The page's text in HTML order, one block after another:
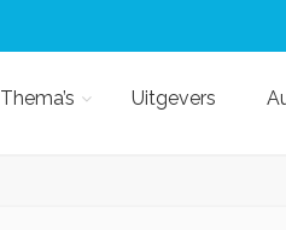
Thema’s Uitgevers